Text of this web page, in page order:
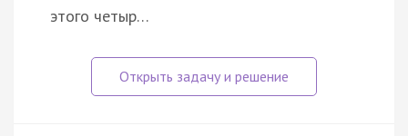
этого четыр…